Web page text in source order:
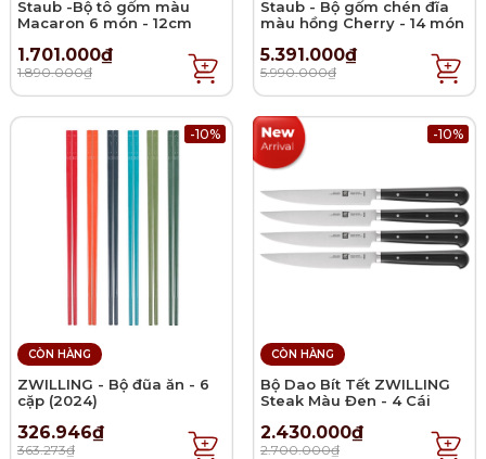
Staub -Bộ tô gốm màu
Macaron 6 món - 12cm
1.701.000₫
1.890.000₫
Staub - Bộ gốm chén đĩa
màu hồng Cherry - 14 món
5.391.000₫
5.990.000₫
-10%
CÒN HÀNG
ZWILLING - Bộ đũa ăn - 6
cặp (2024)
326.946₫
363.273₫
-10%
CÒN HÀNG
Bộ Dao Bít Tết ZWILLING
Steak Màu Đen - 4 Cái
2.430.000₫
2.700.000₫